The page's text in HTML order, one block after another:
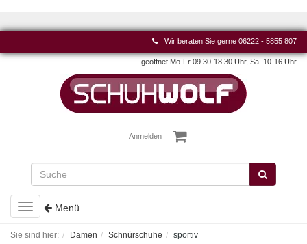
Wir beraten Sie gerne 06222 - 5855 807
geöffnet Mo-Fr 09.30-18.30 Uhr, Sa. 10-16 Uhr
Anmelden
Toggle
navigation
Menü
Sie sind hier: Damen Schnürschuhe sportiv